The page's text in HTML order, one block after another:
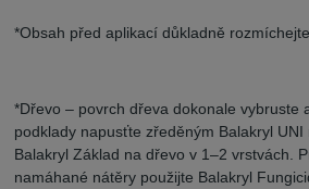
*Obsah před aplikací důkladně rozmíchejte.
*Dřevo – povrch dřeva dokonale vybruste
podklady napusťte zředěným Balakryl
Balakryl Základ na dřevo v 1–2 vrstvách.
namáhané nátěry použijte Balakryl